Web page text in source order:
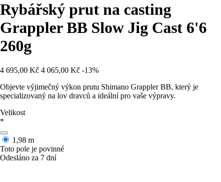
Rybářský prut na casting
Grappler BB Slow Jig Cast 6'6
260g
4 695,00 Kč 4 065,00 Kč -13%
Objevte výjimečný výkon prutu Shimano Grappler BB, který je
specializovaný na lov dravců a ideální pro vaše výpravy.
Velikost
*
1,98 m
Toto pole je povinné
Odesláno za 7 dní